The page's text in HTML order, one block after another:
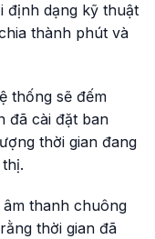
định dạng kỹ thuật
thành phút và
thống sẽ đếm
đã cài đặt ban
thời gian đang
thanh chuông
thời gian đã